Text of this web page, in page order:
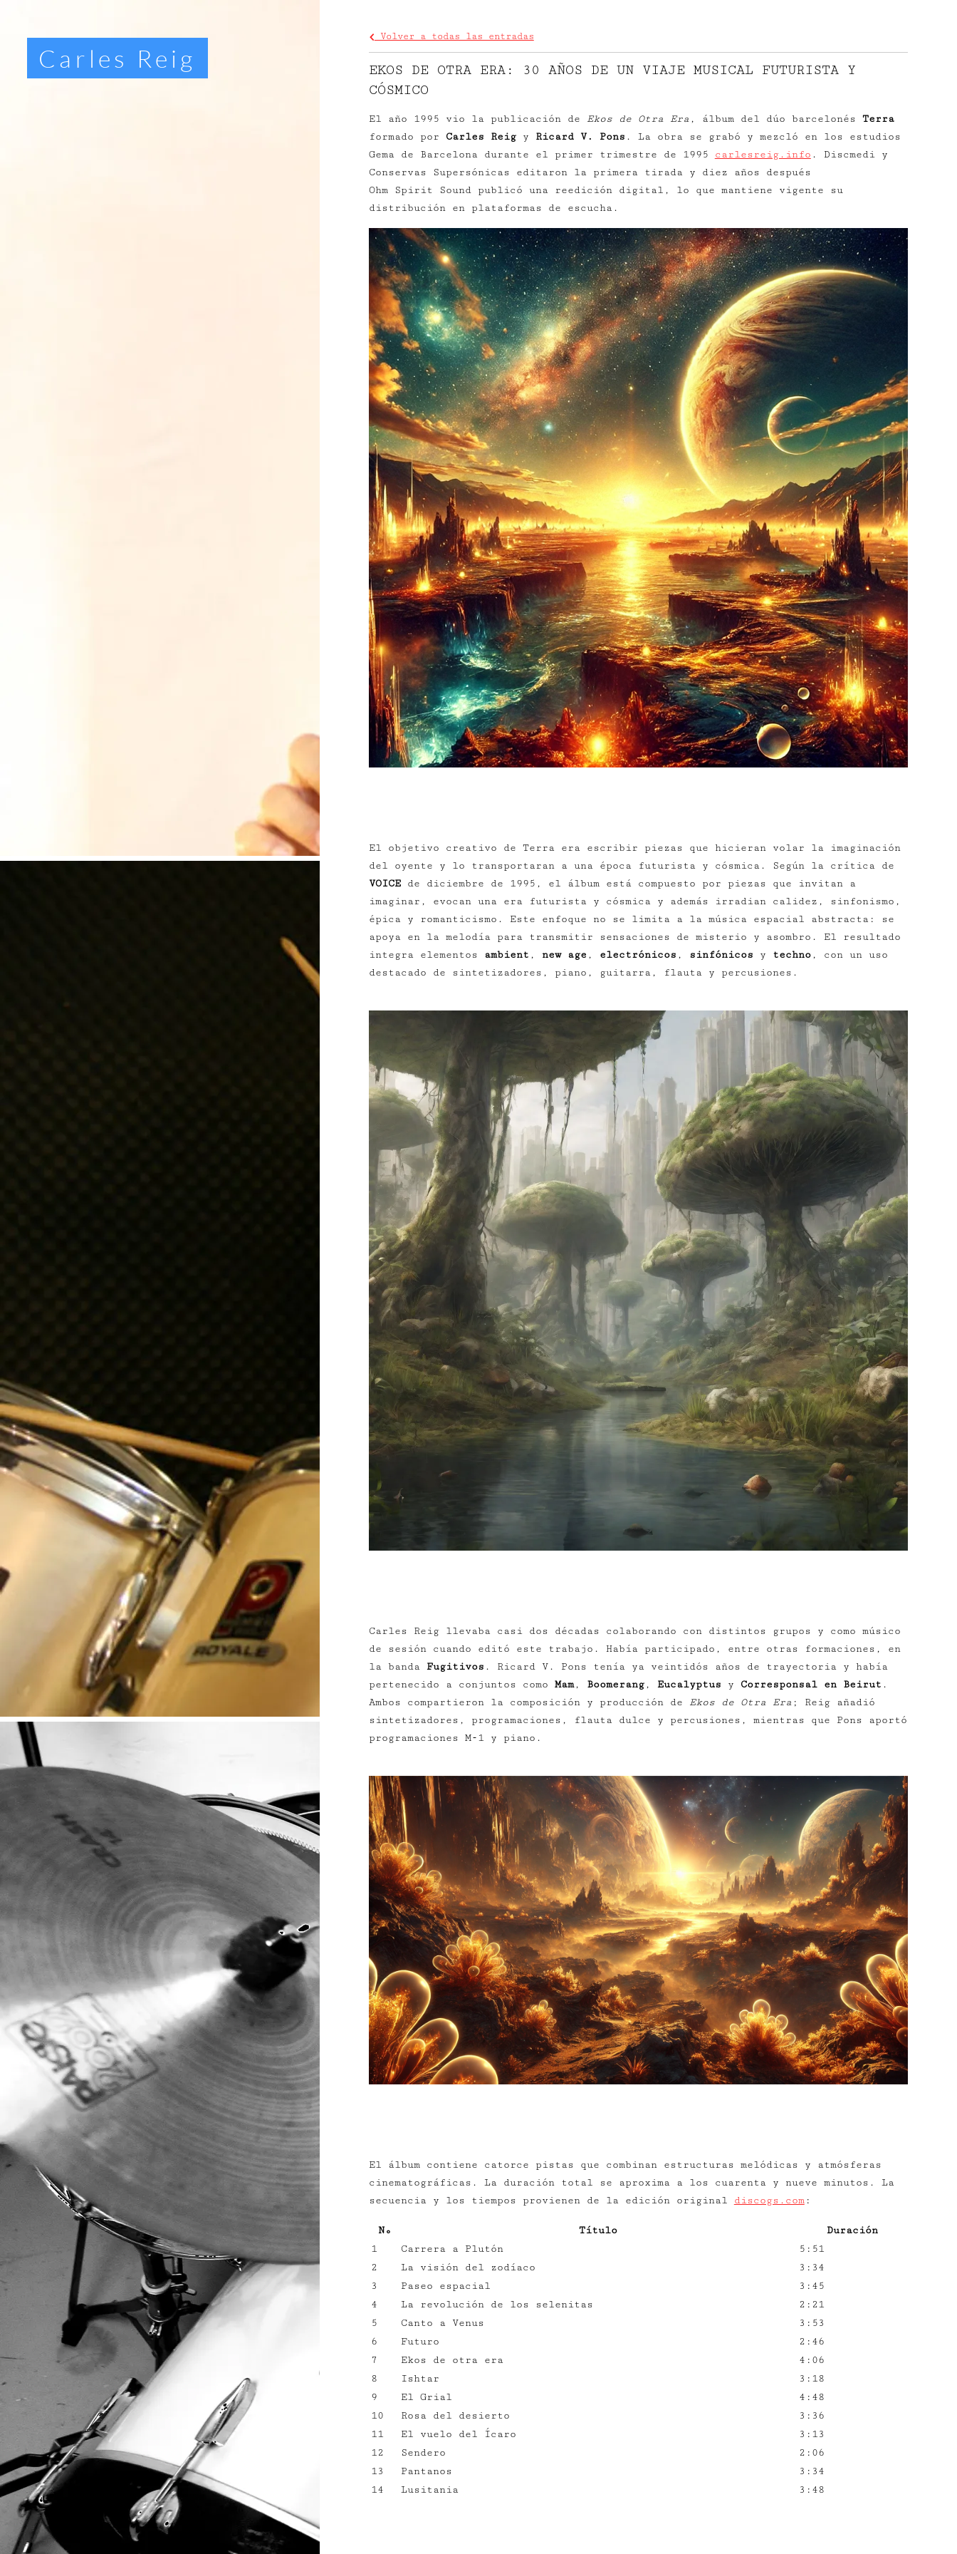
Carles Reig
Volver a todas las entradas
EKOS DE OTRA ERA: 30 AÑOS DE UN VIAJE MUSICAL FUTURISTA Y
CÓSMICO
El año 1995 vio la publicación de Ekos de Otra Era, álbum del dúo barcelonés Terra
formado por Carles Reigy Ricard V. Pons . La obra se grabó y mezcló en los estudios
Gema de Barcelona durante el primer trimestre de 1995 carlesreig.info . Discmedi y
Conservas Supersónicas editaron la primera tirada y diez años después
Ohm Spirit Sound publicó una reedición digital, lo que mantiene vigente su
distribución en plataformas de escucha.
El objetivo creativo de Terra era escribir piezas que hicieran volar la imaginación
del oyente y lo transportaran a una época futurista y cósmica. Según la crítica de
VOICEde diciembre de 1995, el álbum está compuesto por piezas que invitan a
imaginar, evocan una era futurista y cósmica y además irradian calidez, sinfonismo,
épica y romanticismo. Este enfoque no se limita a la música espacial abstracta: se
apoya en la melodía para transmitir sensaciones de misterio y asombro. El resultado
integra elementos
ambient , new age , electrónicos , sinfónicos y techno, con un uso
destacado de sintetizadores, piano, guitarra, flauta y percusiones.
Carles Reig llevaba casi dos décadas colaborando con distintos grupos y como músico
de sesión cuando editó este trabajo. Había participado, entre otras formaciones, en
la banda Fugitivos . Ricard V. Pons tenía ya veintidós años de trayectoria y había
pertenecido a conjuntos como Mam, Boomerang, Eucalyptus y Corresponsal en Beirut .
Ambos compartieron la composición y producción de Ekos de Otra Era; Reig añadió
sintetizadores, programaciones, flauta dulce y percusiones, mientras que Pons aportó
programaciones M‑1 y piano.
El álbum contiene catorce pistas que combinan estructuras melódicas y atmósferas
cinematográficas. La duración total se aproxima a los cuarenta y nueve minutos. La
secuencia y los tiempos provienen de la edición original discogs.com:
Nº Título
Duración
1
Carrera a Plutón
5:51
2
La visión del zodíaco
3:34
3
Paseo espacial
3:45
4
La revolución de los selenitas
2:21
5
Canto a Venus
3:53
6
Futuro
2:46
7
Ekos de otra era
4:06
8
Ishtar
3:18
9
El Grial
4:48
10
Rosa del desierto
3:36
11
El vuelo del Ícaro
3:13
12
Sendero
2:06
13
Pantanos
3:34
14
Lusitania 3:48